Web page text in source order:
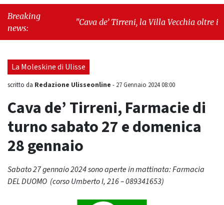
Breaking
news:
"Cava de’ Tirreni, la Villa Vecchia oltre i
seduta consiliare: “Serve chiarezza!”"
La Moleskine di Ulisse
scritto da Redazione Ulisseonline - 27 Gennaio 2024 08:00
Cava de’ Tirreni, Farmacie di
turno sabato 27 e domenica
28 gennaio
Sabato 27 gennaio 2024 sono aperte in mattinata: Farmacia
DEL DUOMO (corso Umberto I, 216 – 089341653)